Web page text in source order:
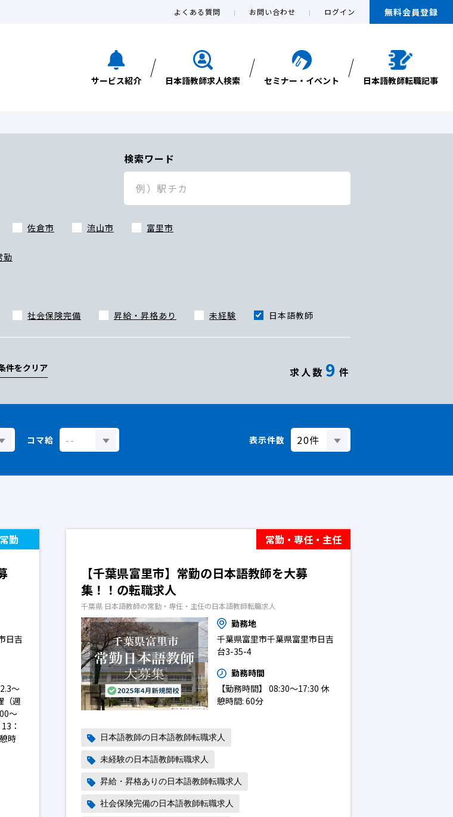
よくある質問 お問い合わせ ログイン 無料会員登録
サービス紹介 日本語教師求人検索 セミナー・イベント 日本語教師転職記事
検索ワード
佐倉市 流山市 富里市
勤
社会保険完備 昇給・昇格あり 未経験 日本語教師
件をクリア 求人数 9 件
コマ給 表示件数
勤
日吉
～
（週
～
：
時
常勤・専任・主任
【千葉県富里市】常勤の日本語教師を大募
集！！の転職求人
千葉県 日本語教師の常勤・専任・主任の日本語教師転職求人
勤務地
千葉県富里市千葉県富里市日吉
台3-35-4
勤務時間
【勤務時間】 08:30～17:30 休
憩時間: 60分
日本語教師の日本語教師転職求人
未経験の日本語教師転職求人
昇給・昇格ありの日本語教師転職求人
社会保険完備の日本語教師転職求人